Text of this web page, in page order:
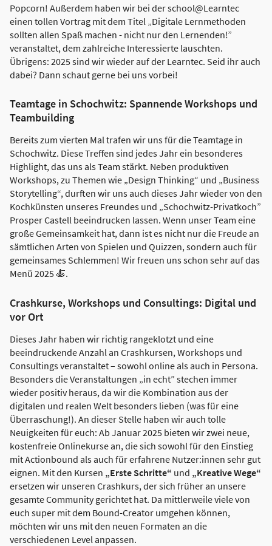
Popcorn! Außerdem haben wir bei der school@Learntec
einen tollen Vortrag mit dem Titel „Digitale Lernmethoden
sollten allen Spaß machen - nicht nur den Lernenden!”
veranstaltet, dem zahlreiche Interessierte lauschten.
Übrigens: 2025 sind wir wieder auf der Learntec. Seid ihr auch
dabei? Dann schaut gerne bei uns vorbei!
Teamtage in Schochwitz: Spannende Workshops und
Teambuilding
Bereits zum vierten Mal trafen wir uns für die Teamtage in
Schochwitz. Diese Treffen sind jedes Jahr ein besonderes
Highlight, das uns als Team stärkt. Neben produktiven
Workshops, zu Themen wie „Design Thinking“ und „Business
Storytelling“, durften wir uns auch dieses Jahr wieder von den
Kochkünsten unseres Freundes und „Schochwitz-Privatkoch”
Prosper Castell beeindrucken lassen. Wenn unser Team eine
große Gemeinsamkeit hat, dann ist es nicht nur die Freude an
sämtlichen Arten von Spielen und Quizzen, sondern auch für
gemeinsames Schlemmen! Wir freuen uns schon sehr auf das
Menü 2025 🍝.
Crashkurse, Workshops und Consultings: Digital und
vor Ort
Dieses Jahr haben wir richtig rangeklotzt und eine
beeindruckende Anzahl an Crashkursen, Workshops und
Consultings veranstaltet – sowohl online als auch in Persona.
Besonders die Veranstaltungen „in echt” stechen immer
wieder positiv heraus, da wir die Kombination aus der
digitalen und realen Welt besonders lieben (was für eine
Überraschung!). An dieser Stelle haben wir auch tolle
Neuigkeiten für euch: Ab Januar 2025 bieten wir zwei neue,
kostenfreie Onlinekurse an, die sich sowohl für den Einstieg
mit Actionbound als auch für erfahrene Nutzer:innen sehr gut
eignen. Mit den Kursen „Erste Schritte“ und „Kreative Wege“
ersetzen wir unseren Crashkurs, der sich früher an unsere
gesamte Community gerichtet hat. Da mittlerweile viele von
euch super mit dem Bound-Creator umgehen können,
möchten wir uns mit den neuen Formaten an die
verschiedenen Level anpassen.